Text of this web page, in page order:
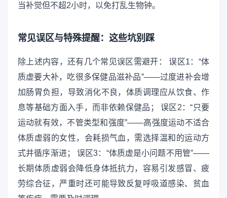
当补觉但不超2小时，以免打乱生物钟。
常见误区与特殊提醒：这些坑别踩
除上述内容，还有几个常见误区需避开： 误区1：“体
质虚要大补，吃很多保健品滋补品”——过度进补会增
加肠胃负担，导致消化不良，体质调理应从饮食、作
息等基础方面入手，而非依赖保健品； 误区2：“只要
运动就有效，不管类型和强度”——高强度运动不适合
体质虚弱的女性，会耗损气血，需选择温和的运动方
式并循序渐进； 误区3：“体质虚是小问题不用管”——
长期体质虚弱会降低身体抵抗力，容易引发感冒、疲
劳综合征，严重时还可能导致反复呼吸道感染、贫血